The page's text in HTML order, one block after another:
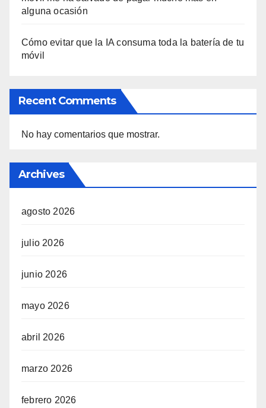
alguna ocasión
Cómo evitar que la IA consuma toda la batería de tu
móvil
Recent Comments
No hay comentarios que mostrar.
Archives
agosto 2026
julio 2026
junio 2026
mayo 2026
abril 2026
marzo 2026
febrero 2026